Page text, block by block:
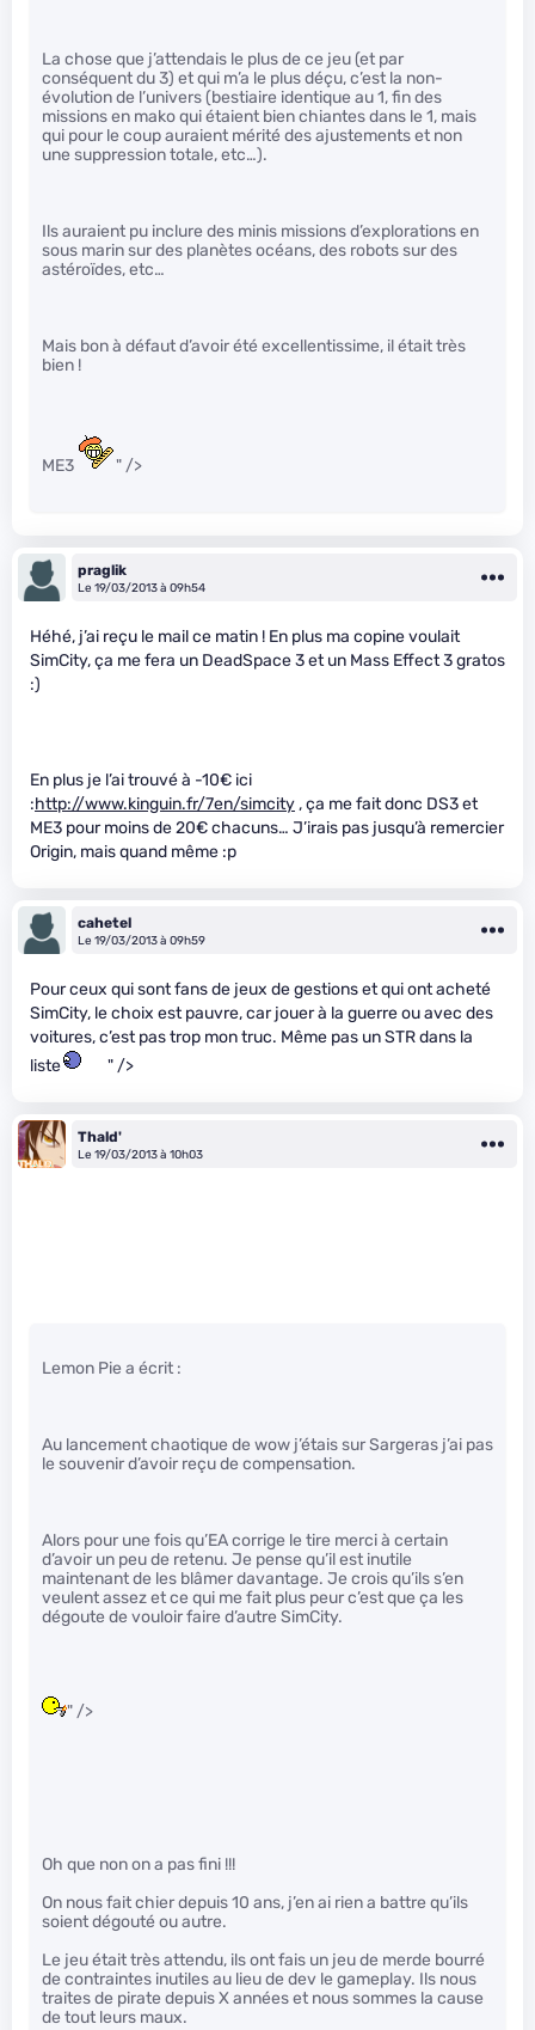
La chose que j’attendais le plus de ce jeu (et par
conséquent du 3) et qui m’a le plus déçu, c’est la non-
évolution de l’univers (bestiaire identique au 1, fin des
missions en mako qui étaient bien chiantes dans le 1, mais
qui pour le coup auraient mérité des ajustements et non
une suppression totale, etc…).
Ils auraient pu inclure des minis missions d’explorations en
sous marin sur des planètes océans, des robots sur des
astéroïdes, etc…
Mais bon à défaut d’avoir été excellentissime, il était très
bien !
ME3 " />
praglik
Le 19/03/2013 à 09h54
Héhé, j’ai reçu le mail ce matin ! En plus ma copine voulait
SimCity, ça me fera un DeadSpace 3 et un Mass Effect 3 gratos
:)
En plus je l’ai trouvé à -10€ ici
:http://www.kinguin.fr/7en/simcity , ça me fait donc DS3 et
ME3 pour moins de 20€ chacuns… J’irais pas jusqu’à remercier
Origin, mais quand même :p
cahetel
Le 19/03/2013 à 09h59
Pour ceux qui sont fans de jeux de gestions et qui ont acheté
SimCity, le choix est pauvre, car jouer à la guerre ou avec des
voitures, c’est pas trop mon truc. Même pas un STR dans la
liste
" />
Thald'
Le 19/03/2013 à 10h03
Lemon Pie a écrit :
Au lancement chaotique de wow j’étais sur Sargeras j’ai pas
le souvenir d’avoir reçu de compensation.
Alors pour une fois qu’EA corrige le tire merci à certain
d’avoir un peu de retenu. Je pense qu’il est inutile
maintenant de les blâmer davantage. Je crois qu’ils s’en
veulent assez et ce qui me fait plus peur c’est que ça les
dégoute de vouloir faire d’autre SimCity.
" />
Oh que non on a pas fini !!!
On nous fait chier depuis 10 ans, j’en ai rien a battre qu’ils
soient dégouté ou autre.
Le jeu était très attendu, ils ont fais un jeu de merde bourré
de contraintes inutiles au lieu de dev le gameplay. Ils nous
traites de pirate depuis X années et nous sommes la cause
de tout leurs maux.